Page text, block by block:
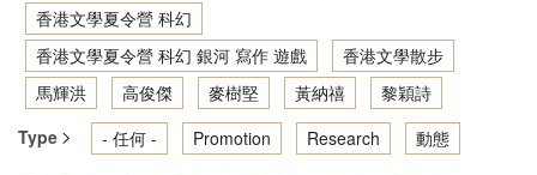
香港文學夏令營 科幻
香港文學夏令營 科幻 銀河 寫作 遊戲
香港文學散步
馬輝洪
高俊傑 麥樹堅 黃納禧
黎穎詩
Type
- 任何 - Promotion Research 動態